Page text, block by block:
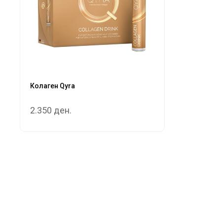
Колаген Qyra
2.350 ден.